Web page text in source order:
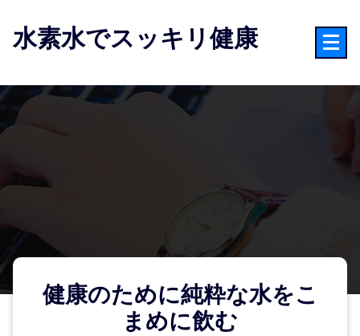
ツ
へ
ス
プ
水素水でスッキリ健康
健康のために純粋な水をこ
まめに飲む